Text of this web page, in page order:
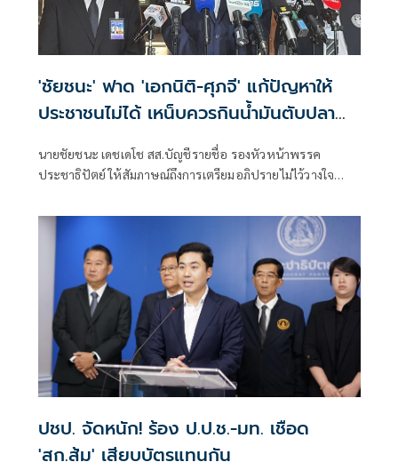
'ชัยชนะ' ฟาด 'เอกนิติ-ศุภจี' แก้ปัญหาให้
ประชาชนไม่ได้ เหน็บควรกินน้ำมันตับปลา
นายชัยชนะ เดชเดโช สส.บัญชีรายชื่อ รองหัวหน้าพรรค
ประชาธิปัตย์ ให้สัมภาษณ์ถึงการเตรียมอภิปรายไม่ไว้วางใจ
ไหร่ที่ฝ่ายค้านมีมติว่ายื่นอภิปรายไม่ไว้วางใจ พรรคร่วมฝ่าย
ค้านก็จะนำเรื่องกลับหารือแต่ละพรรค ยืนยันว่ามีความพร้อม
อยู่แล้ว ซึ่งต้องดูไทม์ไลน์ว่าพรรคประชาชนกำหนดช่วงไหน
เพราะเมื่อเปิดสภามา
ปชป. จัดหนัก! ร้อง ป.ป.ช.-มท. เชือด
'สก.ส้ม' เสียบบัตรแทนกัน